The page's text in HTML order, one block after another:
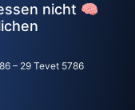
nicht 🧠
– 29 Tevet 5786